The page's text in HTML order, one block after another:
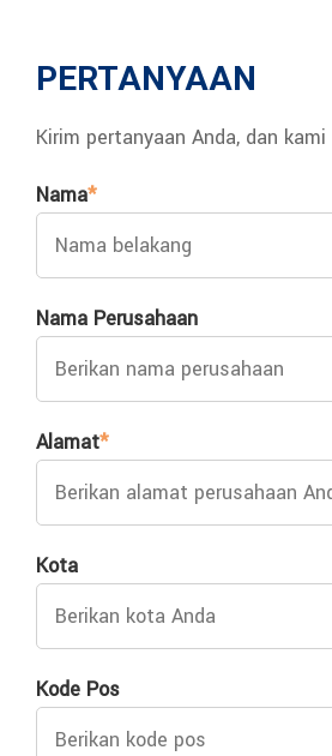
PERTANYAAN
Kirim pertanyaan Anda, dan
Nama*
Nama Perusahaan
Alamat*
Kota
Kode Pos